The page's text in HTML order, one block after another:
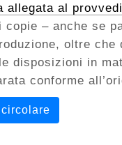
allegata al
– anche se
oltre
disposizioni in
conforme